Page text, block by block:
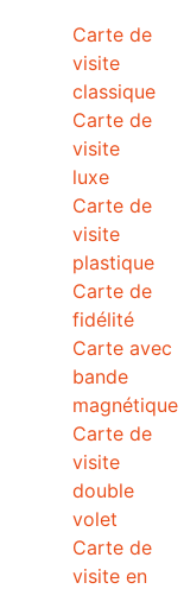
Carte de
visite
classique
Carte de
visite
luxe
Carte de
visite
plastique
Carte de
fidélité
Carte avec
bande
magnétique
Carte de
visite
double
volet
Carte de
visite en